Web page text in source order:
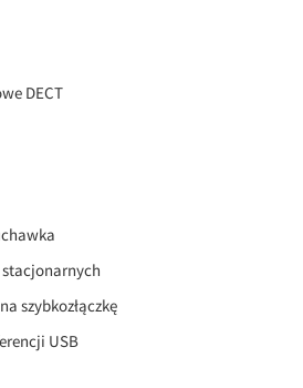
DECT
szybkozłączkę
USB